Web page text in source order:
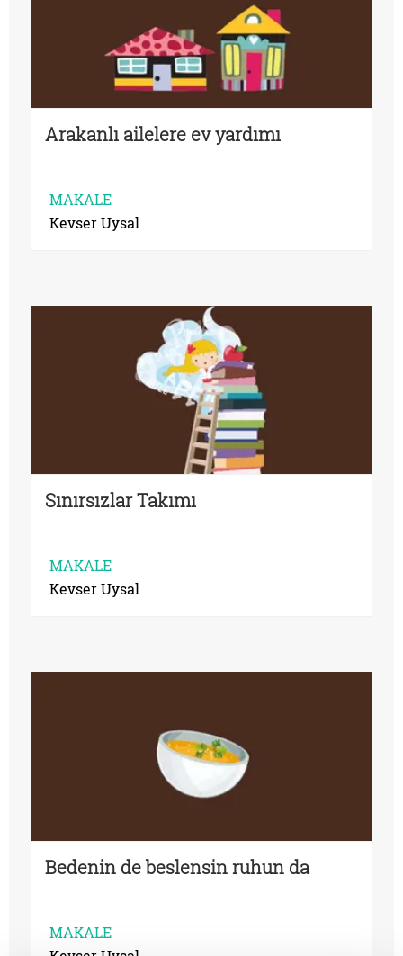
Arakanlı ailelere ev yardımı
MAKALE
Kevser Uysal
Sınırsızlar Takımı
MAKALE
Kevser Uysal
Bedenin de beslensin ruhun da
MAKALE